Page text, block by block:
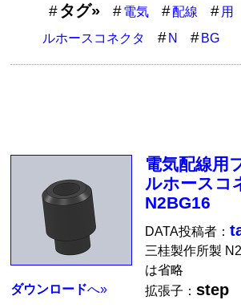
タグ» 電気 配線 用
ルホースコネクタ
N BG
ダウンロードへ»
電気配線用
ルホースコ
N2BG16
DATA投稿者：
三桂製作所製
は省略
拡張子：step